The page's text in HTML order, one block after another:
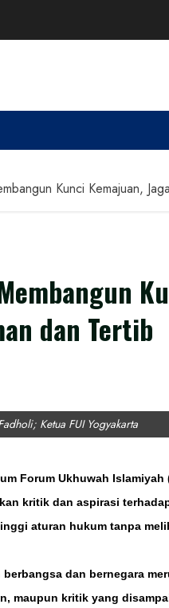
Kunci Kemajuan,
dan Tertib
Ketua FUI Yogyakarta
Forum Ukhuwah Islamiyah
kritik dan aspirasi
aturan hukum tanpa
dan bernegara
maupun kritik yang